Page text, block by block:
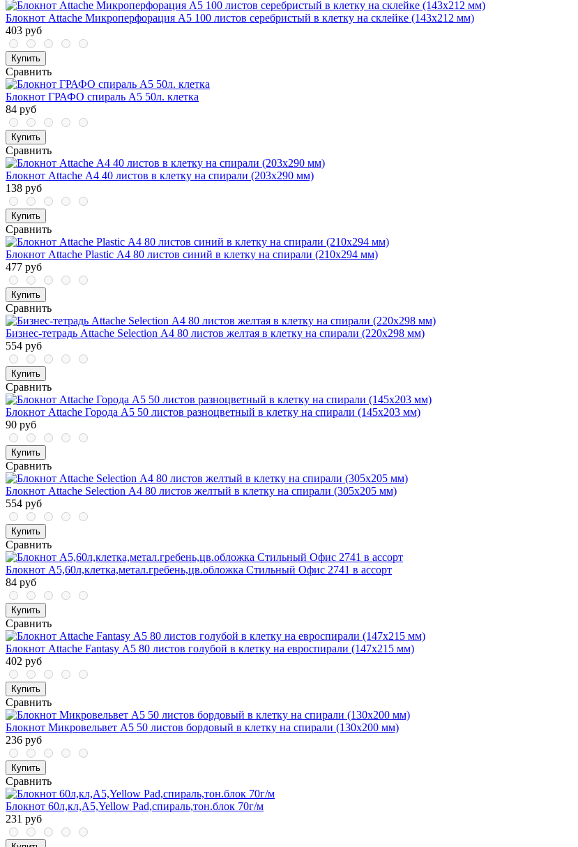
Блокнот Attache Микроперфорация А5 100 листов серебристый в клетку на склейке (143х212 мм)
403 руб
Купить
Сравнить
Блокнот ГРАФО спираль А5 50л. клетка
84 руб
Купить
Сравнить
Блокнот Attache А4 40 листов в клетку на спирали (203х290 мм)
138 руб
Купить
Сравнить
Блокнот Attache Plastic А4 80 листов синий в клетку на спирали (210x294 мм)
477 руб
Купить
Сравнить
Бизнес-тетрадь Attache Selection А4 80 листов желтая в клетку на спирали (220х298 мм)
554 руб
Купить
Сравнить
Блокнот Attache Города А5 50 листов разноцветный в клетку на спирали (145х203 мм)
90 руб
Купить
Сравнить
Блокнот Attache Selection А4 80 листов желтый в клетку на спирали (305х205 мм)
554 руб
Купить
Сравнить
Блокнот А5,60л,клетка,метал.гребень,цв.обложка Стильный Офис 2741 в ассорт
84 руб
Купить
Сравнить
Блокнот Attache Fantasy А5 80 листов голубой в клетку на евроспирали (147х215 мм)
402 руб
Купить
Сравнить
Блокнот Микровельвет А5 50 листов бордовый в клетку на спирали (130х200 мм)
236 руб
Купить
Сравнить
Блокнот 60л,кл,А5,Yellow Pad,спираль,тон.блок 70г/м
231 руб